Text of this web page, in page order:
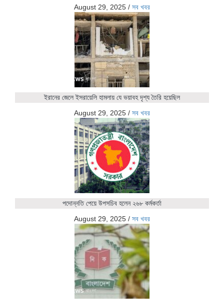
August 29, 2025 / সব খবর
ইরানের জেলে ইসরায়েলি হামলায় যে ভয়াবহ দৃশ্য তৈরি হয়েছিল
August 29, 2025 / সব খবর
পদোন্নতি পেয়ে উপসচিব হলেন ২৬৮ কর্মকর্তা
August 29, 2025 / সব খবর